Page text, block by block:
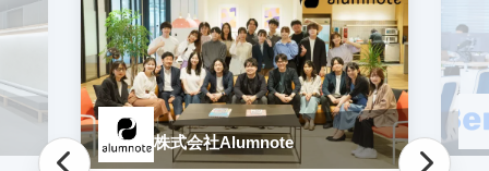
交通費支給
株式会社Alumnote